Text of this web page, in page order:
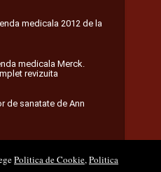
Politica de Cookie,Politica
medicala 2012 de la
medicala Merck.
revizuita
de sanatate de Ann